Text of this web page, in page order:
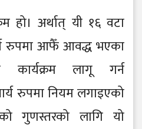
हो। अर्थात् यी १६ वटा
रुपमा आफैँ आवद्ध भएका
लागू गर्न
रुपमा नियम लगाइएको
गुणस्तरको लागि यो